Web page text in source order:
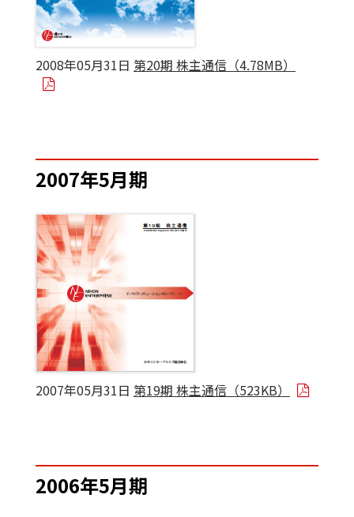
2008年05月31日 第20期 株主通信（4.78MB）
2007年5月期
2007年05月31日 第19期 株主通信（523KB）
2006年5月期